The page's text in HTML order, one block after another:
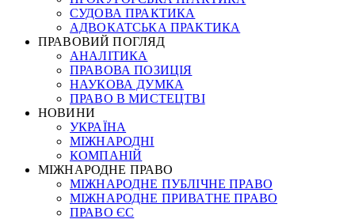
СУДОВА ПРАКТИКА
АДВОКАТСЬКА ПРАКТИКА
ПРАВОВИЙ ПОГЛЯД
АНАЛІТИКА
ПРАВОВА ПОЗИЦІЯ
НАУКОВА ДУМКА
ПРАВО В МИСТЕЦТВІ
НОВИНИ
УКРАЇНА
МІЖНАРОДНІ
КОМПАНІЙ
МІЖНАРОДНЕ ПРАВО
МІЖНАРОДНЕ ПУБЛІЧНЕ ПРАВО
МІЖНАРОДНЕ ПРИВАТНЕ ПРАВО
ПРАВО ЄС